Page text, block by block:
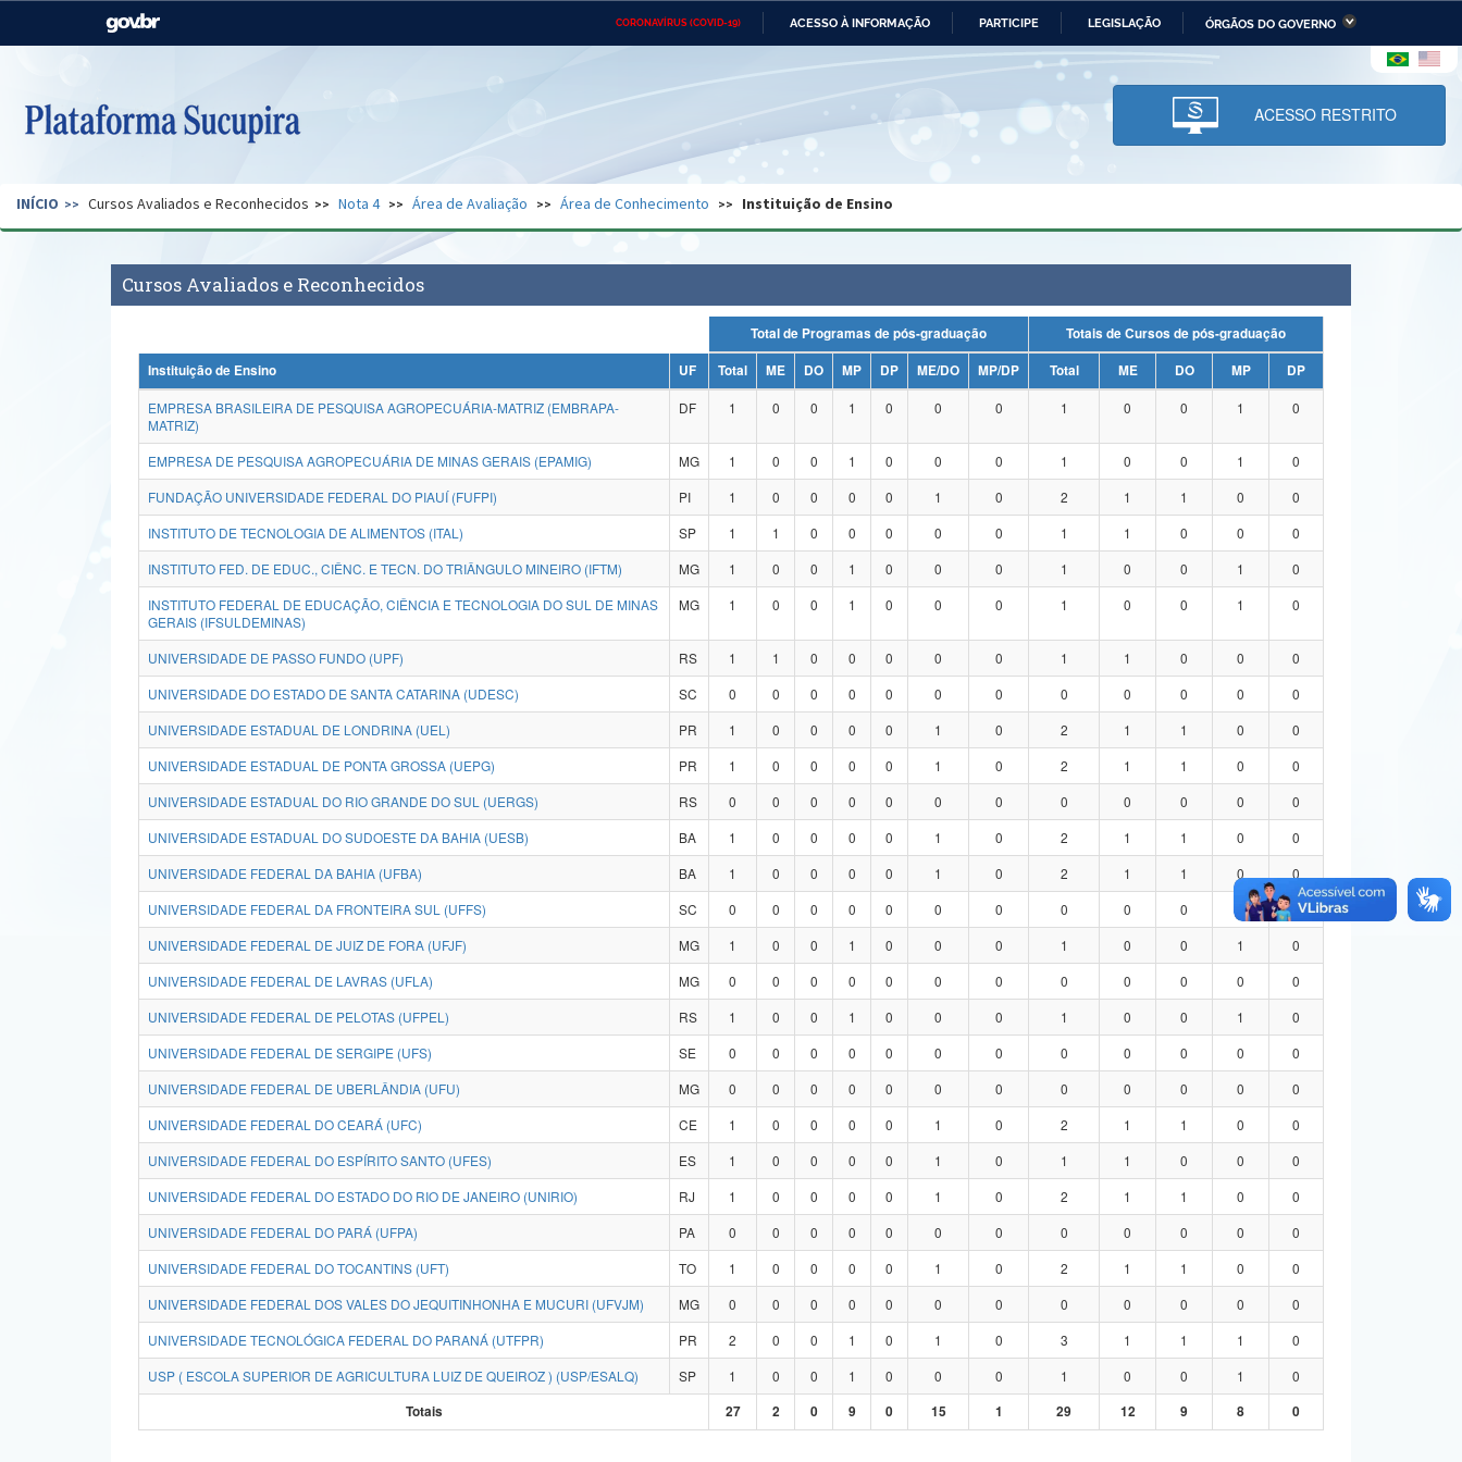
CORONAVÍRUS (COVID-19) ACESSO À INFORMAÇÃO PARTICIPE LEGISLAÇÃO ÓRGÃOS DO GOVERNO
Casa Civil Ministério das Relações Ministério da Economia Ministério da Infraestrutura
Pecuária e Abastecimento
Ministério da Ciência,
Tecnologia, Inovações e
Comunicações
Ministério do Desenvolvimento
Regional e dos Direitos Humanos
Secretaria de Governo Gabinete de Segurança Advocacia-Geral da União Banco Central do Brasil Planalto
ACESSO RESTRITO
INÍCIO Cursos Avaliados e Reconhecidos Nota 4 Área de Avaliação Área de Conhecimento Instituição de Ensino
Cursos Avaliados e Reconhecidos
Total de Programas de pós-graduação
Totais de Cursos de pós-graduação
Instituição de Ensino
UF Total ME DO MP DP ME/DO MP/DP Total ME DO MP
DP
EMPRESA BRASILEIRA DE PESQUISA AGROPECUÁRIA-MATRIZ (EMBRAPA-
MATRIZ)
DF 1 0 0 1 0 0 0 1 0 0 1 0
EMPRESA DE PESQUISA AGROPECUÁRIA DE MINAS GERAIS (EPAMIG) MG 1 0 0 1 0 0 0 1 0 0 1
0
FUNDAÇÃO UNIVERSIDADE FEDERAL DO PIAUÍ (FUFPI)
PI 1 0 0 0 0 1 0 2 1 1 0
0
INSTITUTO DE TECNOLOGIA DE ALIMENTOS (ITAL)
SP 1 1 0 0 0 0 0 1 1 0 0
0
INSTITUTO FED. DE EDUC., CIÊNC. E TECN. DO TRIÂNGULO MINEIRO (IFTM)
MG 1 0 0 1 0 0 0 1 0 0 1
0
INSTITUTO FEDERAL DE EDUCAÇÃO, CIÊNCIA E TECNOLOGIA DO SUL DE MINAS
GERAIS (IFSULDEMINAS)
MG 1 0 0 1 0 0 0 1 0 0 1 0
UNIVERSIDADE DE PASSO FUNDO (UPF) RS 1 1 0 0 0 0 0 1 1 0 0
0
UNIVERSIDADE DO ESTADO DE SANTA CATARINA (UDESC)
SC 0 0 0 0 0 0 0 0 0 0 0
0
UNIVERSIDADE ESTADUAL DE LONDRINA (UEL)
PR 1 0 0 0 0 1 0 2 1 1 0
0
UNIVERSIDADE ESTADUAL DE PONTA GROSSA (UEPG)
PR 1 0 0 0 0 1 0 2 1 1 0
0
UNIVERSIDADE ESTADUAL DO RIO GRANDE DO SUL (UERGS)
RS 0 0 0 0 0 0 0 0 0 0 0
0
UNIVERSIDADE ESTADUAL DO SUDOESTE DA BAHIA (UESB)
BA 1 0 0 0 0 1 0 2 1 1 0
0
UNIVERSIDADE FEDERAL DA BAHIA (UFBA)
BA 1 0 0 0 0 1 0 2 1 1 0
0
UNIVERSIDADE FEDERAL DA FRONTEIRA SUL (UFFS)
SC 0 0 0 0 0 0 0 0 0 0
0
UNIVERSIDADE FEDERAL DE JUIZ DE FORA (UFJF)
MG 1 0 0 1 0 0 0 1 0 0 1
0
UNIVERSIDADE FEDERAL DE LAVRAS (UFLA)
MG 0 0 0 0 0 0 0 0 0 0 0
0
UNIVERSIDADE FEDERAL DE PELOTAS (UFPEL)
RS 1 0 0 1 0 0 0 1 0 0 1
0
UNIVERSIDADE FEDERAL DE SERGIPE (UFS)
SE 0 0 0 0 0 0 0 0 0 0 0
0
UNIVERSIDADE FEDERAL DE UBERLÂNDIA (UFU)
MG 0 0 0 0 0 0 0 0 0 0 0
0
UNIVERSIDADE FEDERAL DO CEARÁ (UFC)
CE 1 0 0 0 0 1 0 2 1 1 0
0
UNIVERSIDADE FEDERAL DO ESPÍRITO SANTO (UFES)
ES 1 0 0 0 0 1 0 1 1 0 0
0
UNIVERSIDADE FEDERAL DO ESTADO DO RIO DE JANEIRO (UNIRIO)
RJ 1 0 0 0 0 1 0 2 1 1 0
0
UNIVERSIDADE FEDERAL DO PARÁ (UFPA)
PA 0 0 0 0 0 0 0 0 0 0 0
0
UNIVERSIDADE FEDERAL DO TOCANTINS (UFT)
TO 1 0 0 0 0 1 0 2 1 1 0
0
UNIVERSIDADE FEDERAL DOS VALES DO JEQUITINHONHA E MUCURI (UFVJM)
MG 0 0 0 0 0 0 0 0 0 0 0
0
UNIVERSIDADE TECNOLÓGICA FEDERAL DO PARANÁ (UTFPR)
PR 2 0 0 1 0 1 0 3 1 1 1
0
USP ( ESCOLA SUPERIOR DE AGRICULTURA LUIZ DE QUEIROZ ) (USP/ESALQ)
SP 1 0 0 1 0 0 0 1 0 0 1
0
Totais
27 2 0 9 0 15 1 29 12 9 8 0